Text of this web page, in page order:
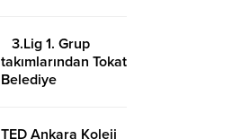
3.Lig 1. Grup
takımlarından Tokat
Belediye
evinde ağırlayacak
TED Ankara Koleji